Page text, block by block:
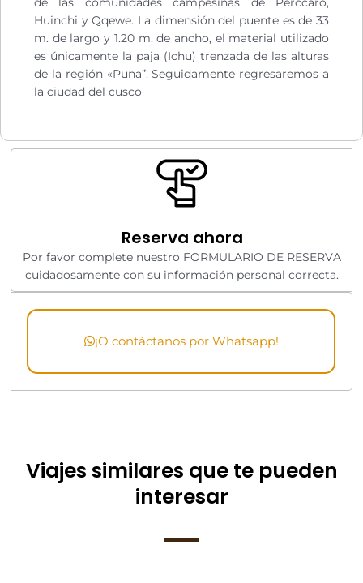
Huinchi y Qqewe. La dimensión del puente es de 33
m. de largo y 1.20 m. de ancho, el material utilizado
es únicamente la paja (Ichu) trenzada de las alturas
de la región «Puna”. Seguidamente regresaremos a
la ciudad del cusco
Reserva ahora
Por favor complete nuestro FORMULARIO DE RESERVA
cuidadosamente con su información personal correcta.
¡O contáctanos por Whatsapp!
Viajes similares que te pueden
interesar